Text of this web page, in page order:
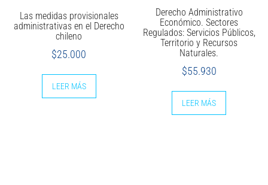
Las medidas provisionales
administrativas en el Derecho
chileno
$25.000
LEER MÁS
Derecho Administrativo
Económico. Sectores
Regulados: Servicios Públicos,
Territorio y Recursos
Naturales.
$55.930
LEER MÁS